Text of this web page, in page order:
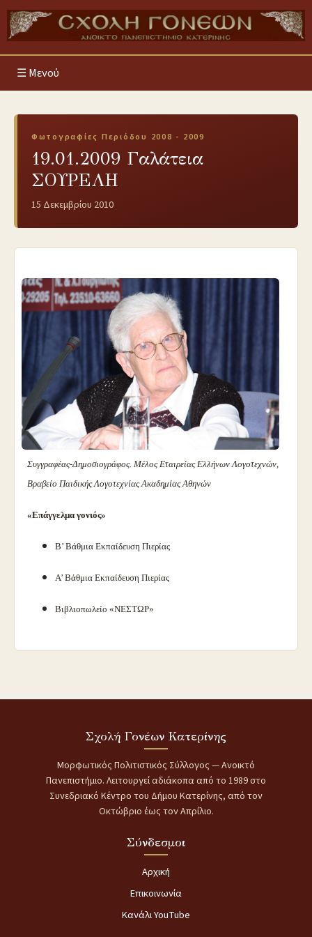
Μενού
Φωτογραφίες Περιόδου 2008 - 2009
19.01.2009 Γαλάτεια
ΣΟΥΡΕΛΗ
15 Δεκεμβρίου 2010
Συγγραφέας-Δημοσιογράφος. Μέλος Εταιρείας Ελλήνων Λογοτεχνών,
Βραβείο Παιδικής Λογοτεχνίας Ακαδημίας Αθηνών
«Επάγγελμα γονιός»
Β’ Βάθμια Εκπαίδευση Πιερίας
Α’ Βάθμια Εκπαίδευση Πιερίας
Βιβλιοπωλείο «ΝΕΣΤΩΡ»
Σχολή Γονέων Κατερίνης
Μορφωτικός Πολιτιστικός Σύλλογος — Ανοικτό
Πανεπιστήμιο. Λειτουργεί αδιάκοπα από το 1989 στο
Συνεδριακό Κέντρο του Δήμου Κατερίνης, από τον
Οκτώβριο έως τον Απρίλιο.
Σύνδεσμοι
Αρχική
Επικοινωνία
Κανάλι YouTube